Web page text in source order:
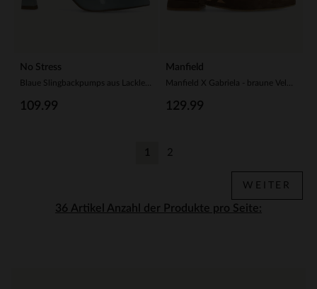
No Stress
109.99
Manfield
129.99
Anzahl der Produkte pro Seite:
1 2
WEITER